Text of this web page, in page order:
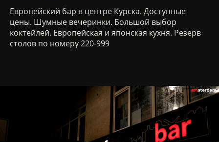
Европейский бар в центре Курска. Доступные
цены. Шумные вечеринки. Большой выбор
коктейлей. Европейская и японская кухня. Резерв
столов по номеру 220-999